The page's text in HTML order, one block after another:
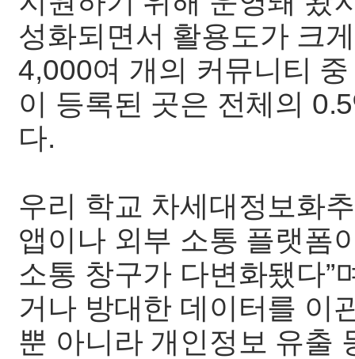
성화되면서 활용도가 크
4,000여 개의 커뮤니티
이 등록된 곳은 전체의
다.
우리 학교 차세대정보화
앱이나 외부 소통 플랫폼
소통 창구가 다변화됐다”
거나 방대한 데이터를 이
뿐 아니라 개인정보 유출